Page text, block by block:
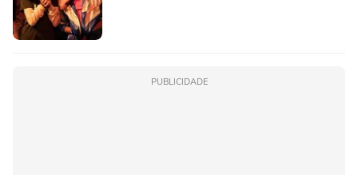
PUBLICIDADE